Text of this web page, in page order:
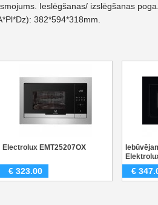
Ieslēgšanas/ izslēgšanas
382*594*318mm.
Electrolux EMT25207OX
€ 323.00 €